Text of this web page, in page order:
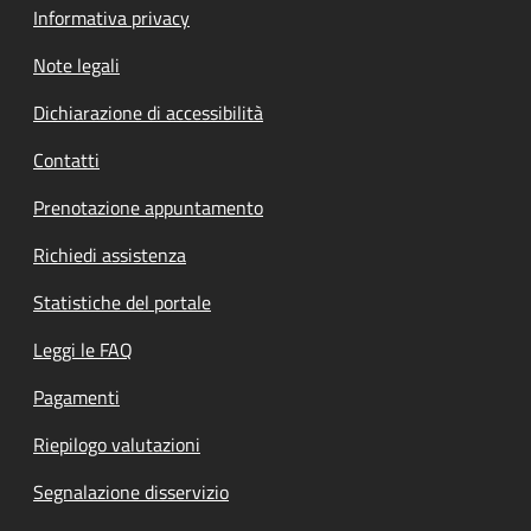
Informativa privacy
Note legali
Dichiarazione di accessibilità
Contatti
Prenotazione appuntamento
Richiedi assistenza
Statistiche del portale
Leggi le FAQ
Pagamenti
Riepilogo valutazioni
Segnalazione disservizio